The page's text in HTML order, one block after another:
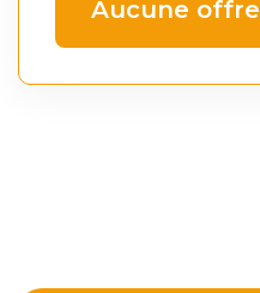
Aucune offre